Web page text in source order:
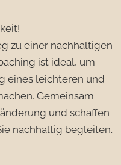
zu einer nachhaltigen
ist ideal, um
eines leichteren und
Gemeinsam
und schaffen
nachhaltig begleiten.